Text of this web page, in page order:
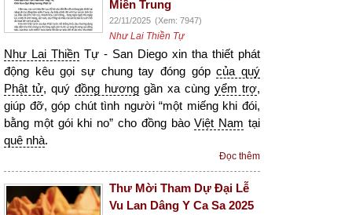
Miền Trung
22/11/2025 (Xem: 7947)
Như Lai Thiền Tự
Như Lai Thiền Tự - San Diego xin tha thiết phát
động kêu gọi sự chung tay đóng gópcủa quý
Phật tử, quý đồng hương gần xa cùng yểm trợ,
giúp đỡ, góp chút tình người “một miếng khi đói,
bằng một gói khi no” cho đồng bàoViệt Nam tại
quê nhà.
Đọc thêm
Thư Mời Tham Dự Đại Lễ
Vu Lan Dâng Y Ca Sa 2025